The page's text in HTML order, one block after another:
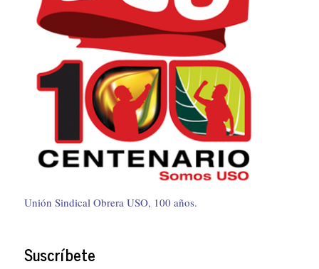
Unión Sindical Obrera USO, 100 años.
Suscríbete